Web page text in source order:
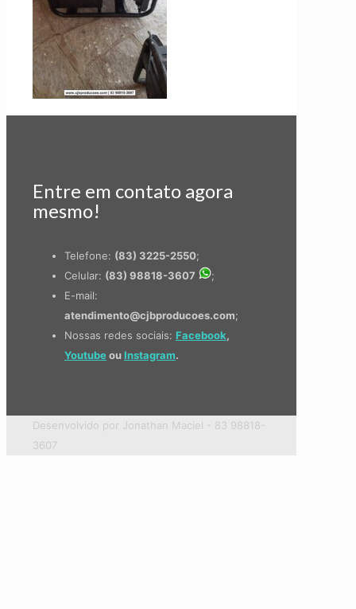
Entre em contato agora
mesmo!
Telefone: (83) 3225-2550;
Celular: (83) 98818-3607
;
E-mail:
atendimento@cjbproducoes.com;
Nossas redes sociais: Facebook,
Youtubeou Instagram.
Desenvolvido por Jonathan Maciel - 83 98818-
3607